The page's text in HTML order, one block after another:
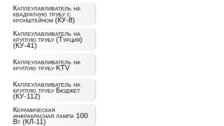
Каплеулавливатель на
квадратную трубу с
кронштейном (КУ-8)
Каплеулавливатель на
круглую трубу (Турция)
(КУ-41)
Каплеулавливатель на
круглую трубу KTV
Каплеулавливатель на
круглую трубу Бюджет
(КУ-112)
Керамическая
инфракрасная лампа 100
Вт (КЛ-11)